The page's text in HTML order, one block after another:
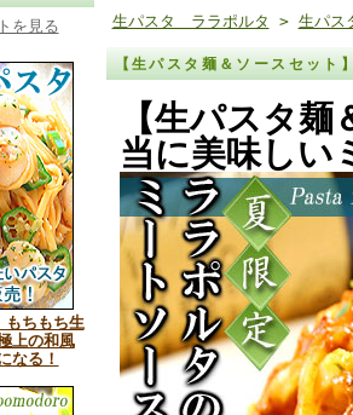
を見る
もちもち生
上の和風
なる！
生パスタ ララポルタ > 生パス
【生パスタ麺＆ソースセッ
【生パスタ
当に美味しい